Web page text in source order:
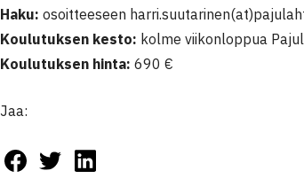
Haku: osoitteeseen
Koulutuksen kesto: kolme viikonloppua
Koulutuksen hinta: 690 €
Jaa: